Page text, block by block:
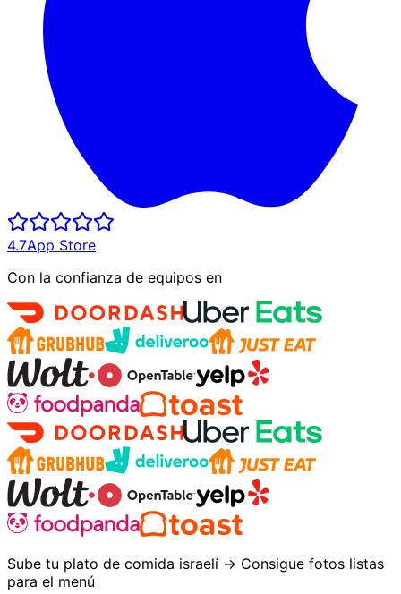
4.7App Store
Con la confianza de equipos en
Sube tu plato de comida israelí → Consigue fotos listas
para el menú